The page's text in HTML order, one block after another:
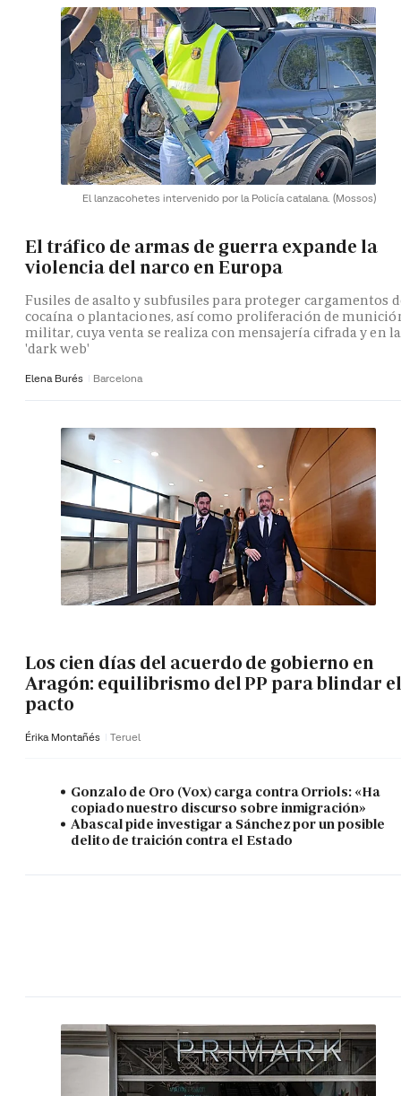
El lanzacohetes intervenido por la Policía catalana. (Mossos)
El tráfico de armas de guerra expande la
violencia del narco en Europa
Fusiles de asalto y subfusiles para proteger cargamentos
cocaína o plantaciones, así como proliferación de
militar, cuya venta se realiza con mensajería cifrada y en la
'dark web'
Elena Burés Barcelona
Los cien días del acuerdo de gobierno en
Aragón: equilibrismo del PP para blindar el
pacto
Érika Montañés Teruel
Gonzalo de Oro (Vox) carga contra Orriols: «Ha
copiado nuestro discurso sobre inmigración»
Abascal pide investigar a Sánchez por un posible
delito de traición contra el Estado